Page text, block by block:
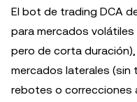
El bot de trading DCA
para mercados
pero de corta
mercados laterales (sin
rebotes o correcciones